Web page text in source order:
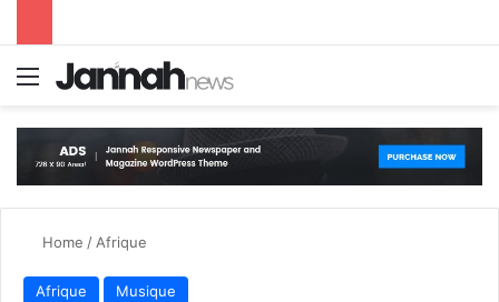
Menu
Home / Afrique
Afrique Musique